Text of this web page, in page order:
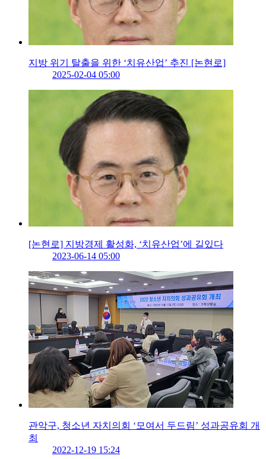
지방 위기 탈출을 위한 ‘치유산업’ 추진 [논현로]
2025-02-04 05:00
[논현로] 지방경제 활성화, ‘치유산업’에 길있다
2023-06-14 05:00
관악구, 청소년 자치의회 ‘모여서 두드림’ 성과공유회 개
최
2022-12-19 15:24